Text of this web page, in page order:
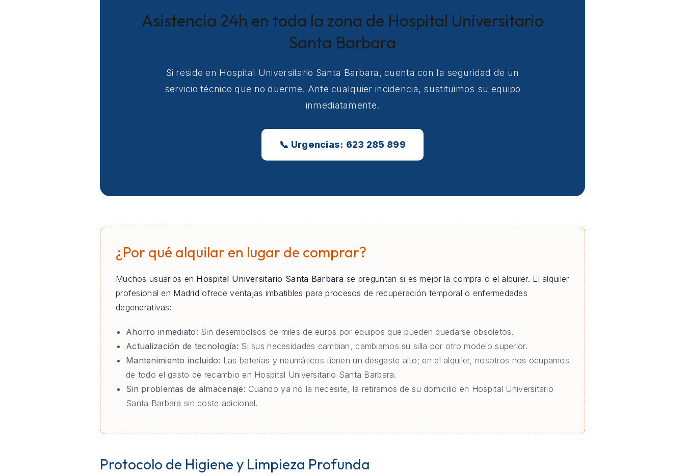
Asistencia 24h en toda la zona de Hospital Universitario
Santa Barbara
Si reside en Hospital Universitario Santa Barbara, cuenta con la seguridad de un
servicio técnico que no duerme. Ante cualquier incidencia, sustituimos su equipo
inmediatamente.
📞 Urgencias: 623 285 899
¿Por qué alquilar en lugar de comprar?
Muchos usuarios en Hospital Universitario Santa Barbara se preguntan si es mejor la compra o el alquiler. El alquiler
profesional en Madrid ofrece ventajas imbatibles para procesos de recuperación temporal o enfermedades
degenerativas:
Ahorro inmediato: Sin desembolsos de miles de euros por equipos que pueden quedarse obsoletos.
Actualización de tecnología: Si sus necesidades cambian, cambiamos su silla por otro modelo superior.
Mantenimiento incluido: Las baterías y neumáticos tienen un desgaste alto; en el alquiler, nosotros nos ocupamos
de todo el gasto de recambio en Hospital Universitario Santa Barbara.
Sin problemas de almacenaje: Cuando ya no la necesite, la retiramos de su domicilio en Hospital Universitario
Santa Barbara sin coste adicional.
Protocolo de Higiene y Limpieza Profunda